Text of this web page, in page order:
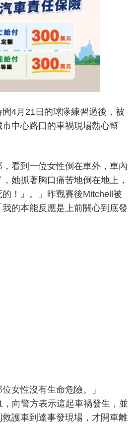
4月21日的球隊練習過後，被
中心路口的車禍現場熱心幫
，看到一位女性倒在車外，車內
她抓著胸口痛苦地倒在地上，
！』。」昨戰賽後Mitchell被
的本能反應是上前關心到底發
女性沒有生命危險。」
向警方表示這起車禍發生，並
護車到達事發現場，才開車離